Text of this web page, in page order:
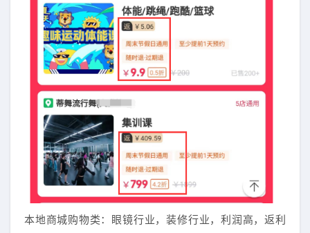
本地商城购物类：眼镜行业，装修行业，利润高，返利